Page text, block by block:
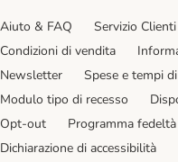
Aiuto & FAQ Servizio Clienti
Condizioni di vendita
Newsletter
Spese e tempi
Modulo tipo di recesso
Opt-out
Programma fedeltà
Dichiarazione di accessibilità